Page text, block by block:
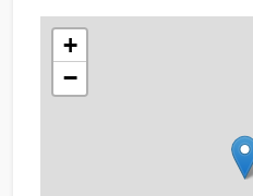
+
−